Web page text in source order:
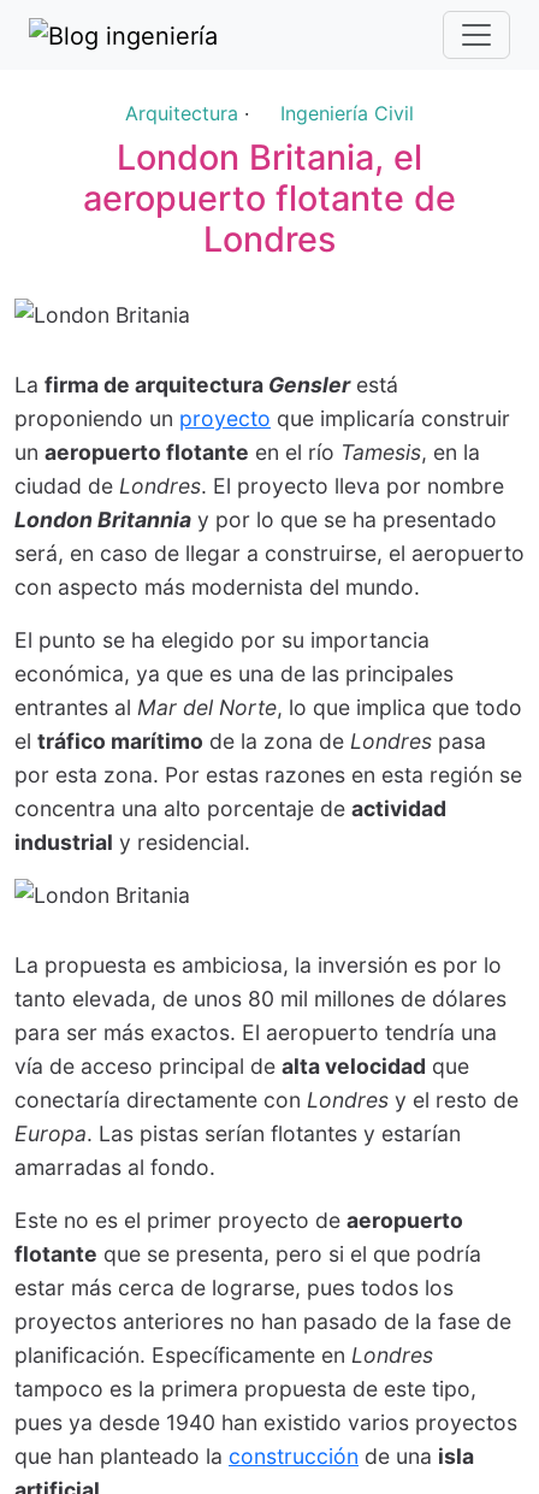
Arquitectura · Ingeniería Civil
London Britania, el
aeropuerto flotante de
Londres
La firma de arquitectura Genslerestá
proponiendo un proyecto que implicaría construir
un aeropuerto flotante en el río Tamesis, en la
ciudad de Londres. El proyecto lleva por nombre
London Britannia y por lo que se ha presentado
será, en caso de llegar a construirse, el aeropuerto
con aspecto más modernista del mundo.
El punto se ha elegido por su importancia
económica, ya que es una de las principales
entrantes al Mar del Norte, lo que implica que todo
el tráfico marítimo de la zona de Londres pasa
por esta zona. Por estas razones en esta región se
concentra una alto porcentaje de actividad
industrial y residencial.
La propuesta es ambiciosa, la inversión es por lo
tanto elevada, de unos 80 mil millones de dólares
para ser más exactos. El aeropuerto tendría una
vía de acceso principal de alta velocidad que
conectaría directamente con Londres y el resto de
Europa. Las pistas serían flotantes y estarían
amarradas al fondo.
Este no es el primer proyecto de aeropuerto
flotante que se presenta, pero si el que podría
estar más cerca de lograrse, pues todos los
proyectos anteriores no han pasado de la fase de
planificación. Específicamente en Londres
tampoco es la primera propuesta de este tipo,
pues ya desde 1940 han existido varios proyectos
que han planteado la construcción de una isla